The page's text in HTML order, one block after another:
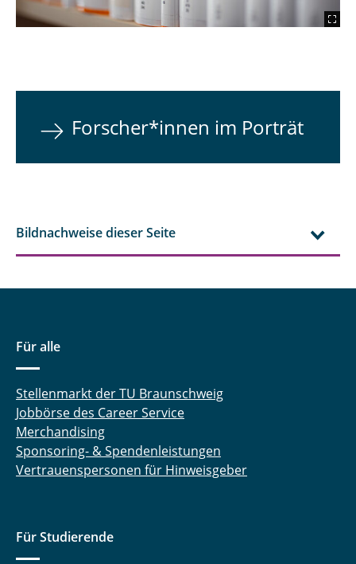
Forscher*innen im Porträt
Bildnachweise dieser Seite
Für alle
Stellenmarkt der TU Braunschweig
Jobbörse des Career Service
Merchandising
Sponsoring- & Spendenleistungen
Vertrauenspersonen für Hinweisgeber
Für Studierende